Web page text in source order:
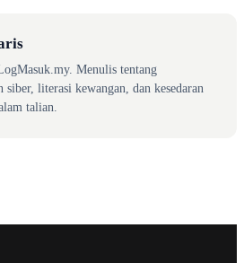
Menulis tentang
siber, literasi kewangan, dan kesedaran
talian.